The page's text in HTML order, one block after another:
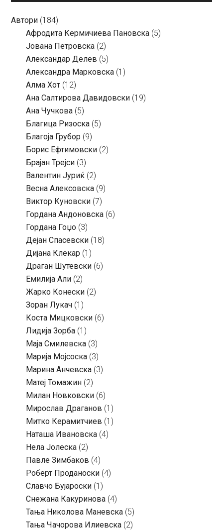
Автори (184)
Aфродита Кермичиева Пановска (5)
Јована Петровска (2)
Александар Делев (5)
Александра Марковска (1)
Алма Хот (12)
Ана Салтирова Давидовски (19)
Ана Чучкова (5)
Благица Ризоска (5)
Благоја Грубор (9)
Борис Ефтимовски (2)
Брајан Трејси (3)
Валентин Јуриќ (2)
Весна Алексовска (9)
Виктор Куновски (7)
Гордана Андоновска (6)
Гордана Гоџо (3)
Дејан Спасевски (18)
Дијана Клекар (1)
Драган Шутевски (6)
Емилија Али (2)
Жарко Конески (2)
Зоран Лукач (1)
Коста Мицковски (6)
Лидија Зорба (1)
Маја Смилевска (3)
Марија Мојсоска (3)
Марина Анчевска (3)
Матеј Томажин (2)
Милан Новковски (6)
Мирослав Драганов (1)
Митко Керамитчиев (1)
Наташа Ивановска (4)
Нела Јолеска (2)
Павле Зимбаков (4)
Роберт Проданоски (4)
Славчо Бујароски (1)
Снежана Какуринова (4)
Тања Николова Маневска (5)
Тања Чачорова Илиевска (2)